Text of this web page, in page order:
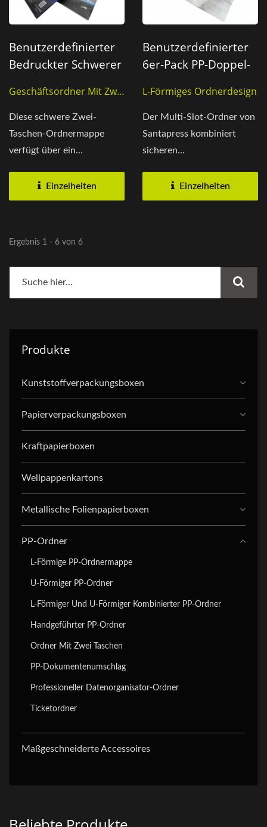
Benutzerdefinierter
Bedruckter Schwerer
Taschen
Geschäftsordner Mit Zwei
Diese schwere Zwei-
Taschen-Ordnermappe
verfügt über ein
mm, das eine...Einzelheiten
Benutzerdefinierter
6er-Pack PP-Doppel-
L-Förmiges Ordnerdesign
Der Multi-Slot-Ordner von
Santapress kombiniert
sicheren
einfacher Organisation....
Einzelheiten
Ergebnis 1 - 6 von 6
Produkte
Kunststoffverpackungsboxen
Papierverpackungsboxen
Kraftpapierboxen
Wellpappenkartons
Metallische Folienpapierboxen
PP-Ordner
L-Förmige PP-Ordnermappe
U-Förmiger PP-Ordner
L-Förmiger Und U-Förmiger Kombinierter PP-Ordner
Handgeführter PP-Ordner
Ordner Mit Zwei Taschen
PP-Dokumentenumschlag
Professioneller Datenorganisator-Ordner
Ticketordner
Maßgeschneiderte Accessoires